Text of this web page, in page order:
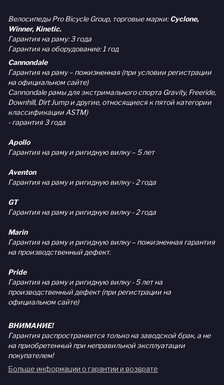
Велосипеды Pro Bicycle Group, торговые марки:Cyclone,
Winner, Kinetic.
Гарантия на раму: 3 года
Гарантия на оборудование: 1 год
Cannondale
Гарантия на раму – пожизненная (при условии регистрации
на официальном сайте)
Cannondale рамы для экстримального спорта Gravity, Freeride,
Downhill, Dirt Jump и другие, относящиеся к пятой категории
классификации ASTM)
- гарантия 3 года
Apollo
Гарантия на раму и ригидную вилку – 5 лет
Aventon
Гарантия на раму и ригидную вилку - 2 года
GT
Гарантия на раму и ригидную вилку - 2 года
Marin
Гарантия на раму и ригидную вилку – пожизненная гарантия
на производственный дефект.
Pride
Гарантия на раму и ригидную вилку - 5 лет на
производственный дефект (при регистрации на
официальном сайте)
ВНИМАНИЕ!
Гарантия распространяется только на заводской брак, а не
на приобретенный при неправильной эксплуатации
покупателем!
Больше информации о гарантии и возврате